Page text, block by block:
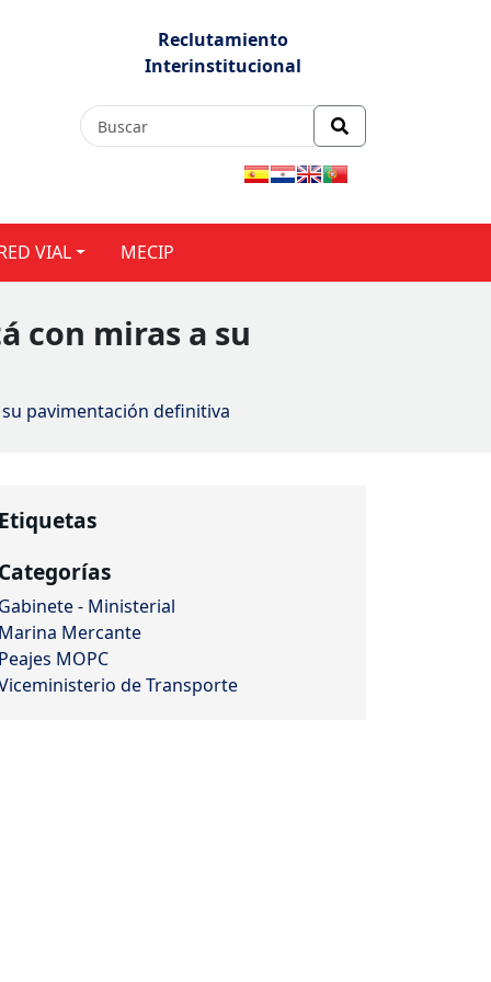
Reclutamiento
Interinstitucional
VIAL MECIP
con miras a su
pavimentación definitiva
Etiquetas
Categorías
Gabinete - Ministerial
Marina Mercante
Peajes MOPC
de Transporte